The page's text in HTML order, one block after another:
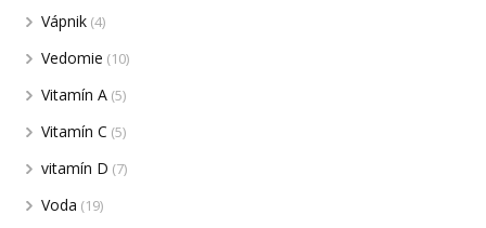
Vápnik (4)
Vedomie (10)
Vitamín A (5)
Vitamín C (5)
vitamín D (7)
Voda (19)